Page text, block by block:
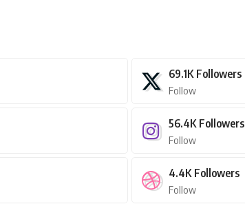
69.1K Followers
Follow
56.4K Followers
Follow
4.4K Followers
Follow